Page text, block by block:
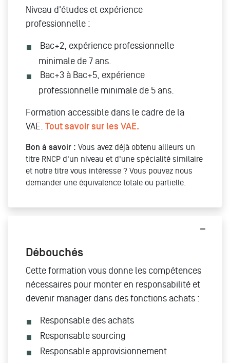
Niveau d'études et expérience
professionnelle :
Bac+2, expérience professionnelle
minimale de 7 ans.
Bac+3 à Bac+5, expérience
professionnelle minimale de 5 ans.
Formation accessible dans le cadre de la
VAE. Tout savoir sur les VAE.
Bon à savoir : Vous avez déjà obtenu ailleurs un
titre RNCP d'un niveau et d'une spécialité similaire
et notre titre vous intéresse ? Vous pouvez nous
demander une équivalence totale ou partielle.
Débouchés
Cette formation vous donne les compétences
nécessaires pour monter en responsabilité et
devenir manager dans des fonctions achats :
Responsable des achats
Responsable sourcing
Responsable approvisionnement